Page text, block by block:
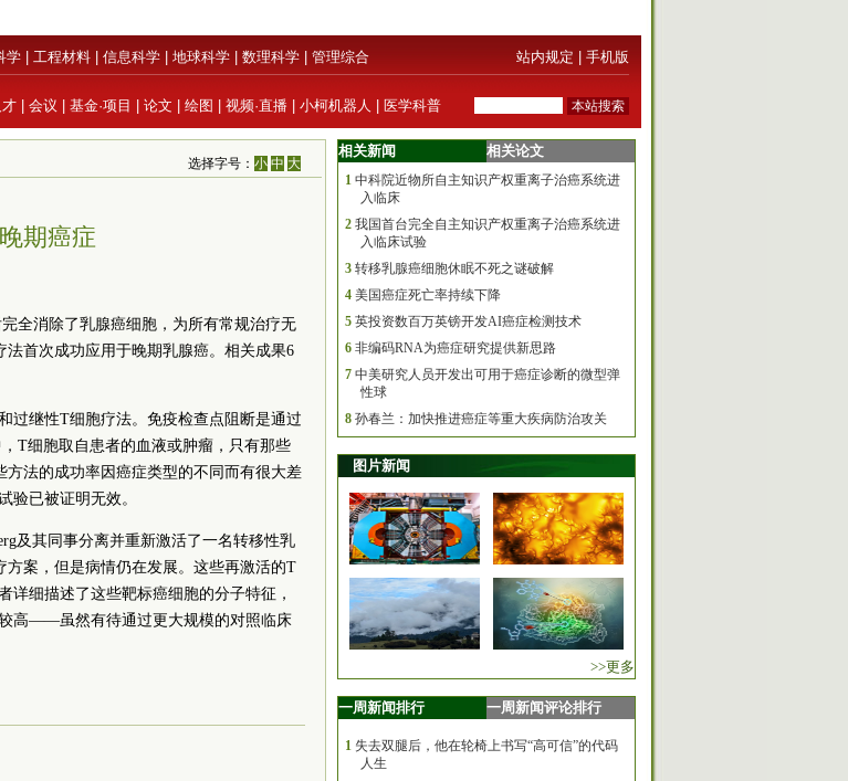
学 工程材料 信息科学 地球科学 数理科学 管理综合 站内规定 手机版
才 会议 基金·项目 论文 绘图 视频·直播 小柯机器人 医学科普
选择字号：小 中 大
期癌症
全消除了乳腺癌细胞，为所有常规治疗无
首次成功应用于晚期乳腺癌。相关成果6
过继性T细胞疗法。免疫检查点阻断是通过
T细胞取自患者的血液或肿瘤，只有那些
法的成功率因癌症类型的不同而有很大差
验已被证明无效。
及其同事分离并重新激活了一名转移性乳
案，但是病情仍在发展。这些再激活的T
详细描述了这些靶标癌细胞的分子特征，
高——虽然有待通过更大规模的对照临床
相关新闻 相关论文
1 中科院近物所自主知识产权重离子治癌系统进
入临床
2 我国首台完全自主知识产权重离子治癌系统进
入临床试验
3 转移乳腺癌细胞休眠不死之谜破解
4 美国癌症死亡率持续下降
5 英投资数百万英镑开发AI癌症检测技术
6 非编码RNA为癌症研究提供新思路
7 中美研究人员开发出可用于癌症诊断的微型弹
性球
8 孙春兰：加快推进癌症等重大疾病防治攻关
图片新闻
>>更多
一周新闻排行 一周新闻评论排行
1 失去双腿后，他在轮椅上书写“高可信”的代码
人生